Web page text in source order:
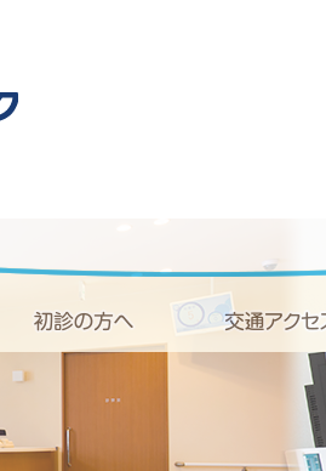
加古郡播磨町 内
紹介 初診の方へ